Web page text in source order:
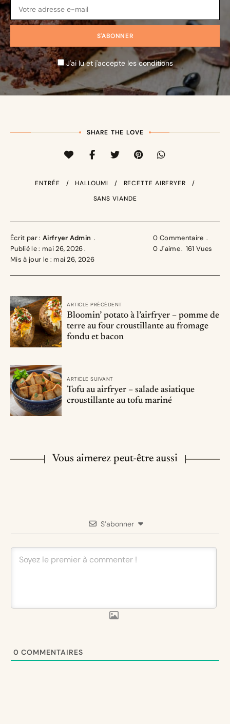
J'ai lu et j'accepte les conditions
SHARE THE LOVE
ENTRÉE HALLOUMI
RECETTE AIRFRYER
SANS VIANDE
Écrit par : Airfryer Admin
Publié le : mai 26, 2026
Mis à jour le : mai 26, 2026
0 Commentaire
0 J'aime 161 Vues
ARTICLE PRÉCÉDENT
Bloomin’ potato à l’airfryer – pomme de
terre au four croustillante au fromage
fondu et bacon
ARTICLE SUIVANT
Tofu au airfryer – salade asiatique
croustillante au tofu mariné
Vous aimerez peut-être aussi
S’abonner
0 COMMENTAIRES